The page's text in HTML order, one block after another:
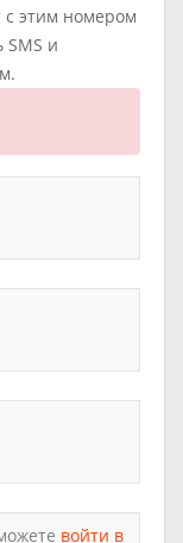
с этим номером
SMS и
войти в